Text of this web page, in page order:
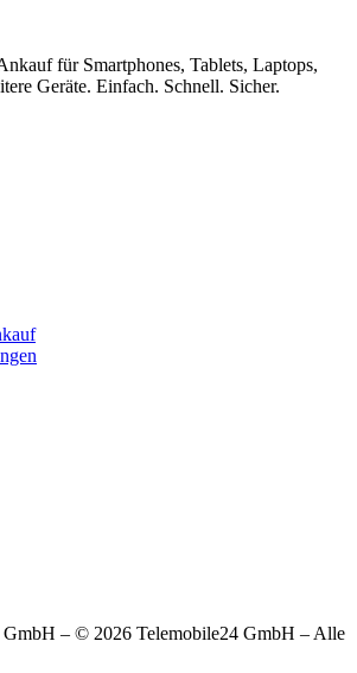
für Smartphones, Tablets, Laptops,
Geräte. Einfach. Schnell. Sicher.
– © 2026 Telemobile24 GmbH – Alle